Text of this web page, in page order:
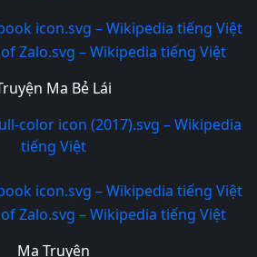
Ma Bẻ Lái
Ma Truyện